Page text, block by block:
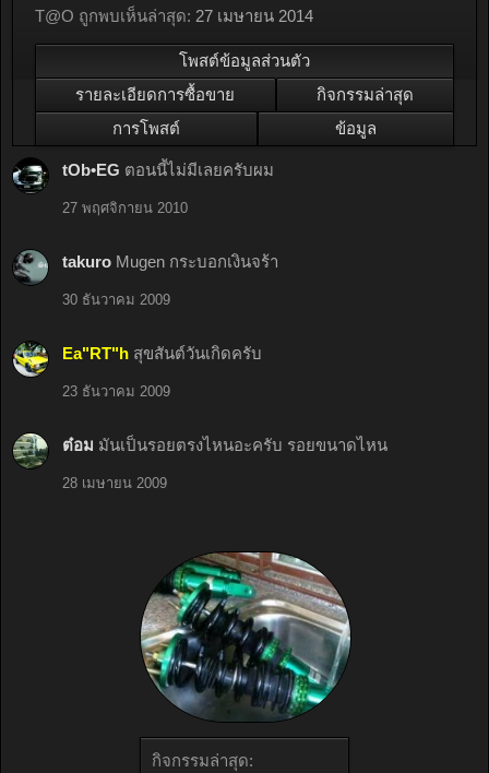
กิจกรรมล่าสุด:
T@O ถูกพบเห็นล่าสุด: 27 เมษายน 2014
โพสต์ข้อมูลส่วนตัว
รายละเอียดการซื้อขาย
กิจกรรมล่าสุด
การโพสต์
ข้อมูล
tOb•EG ตอนนี้ไม่มีเลยครับผม
27 พฤศจิกายน 2010
takuro Mugen กระบอกเงินจร้า
30 ธันวาคม 2009
Ea"RT"h สุขสันต์วันเกิดครับ
23 ธันวาคม 2009
ต๋อม มันเป็นรอยตรงไหนอะครับ รอยขนาดไหน
28 เมษายน 2009